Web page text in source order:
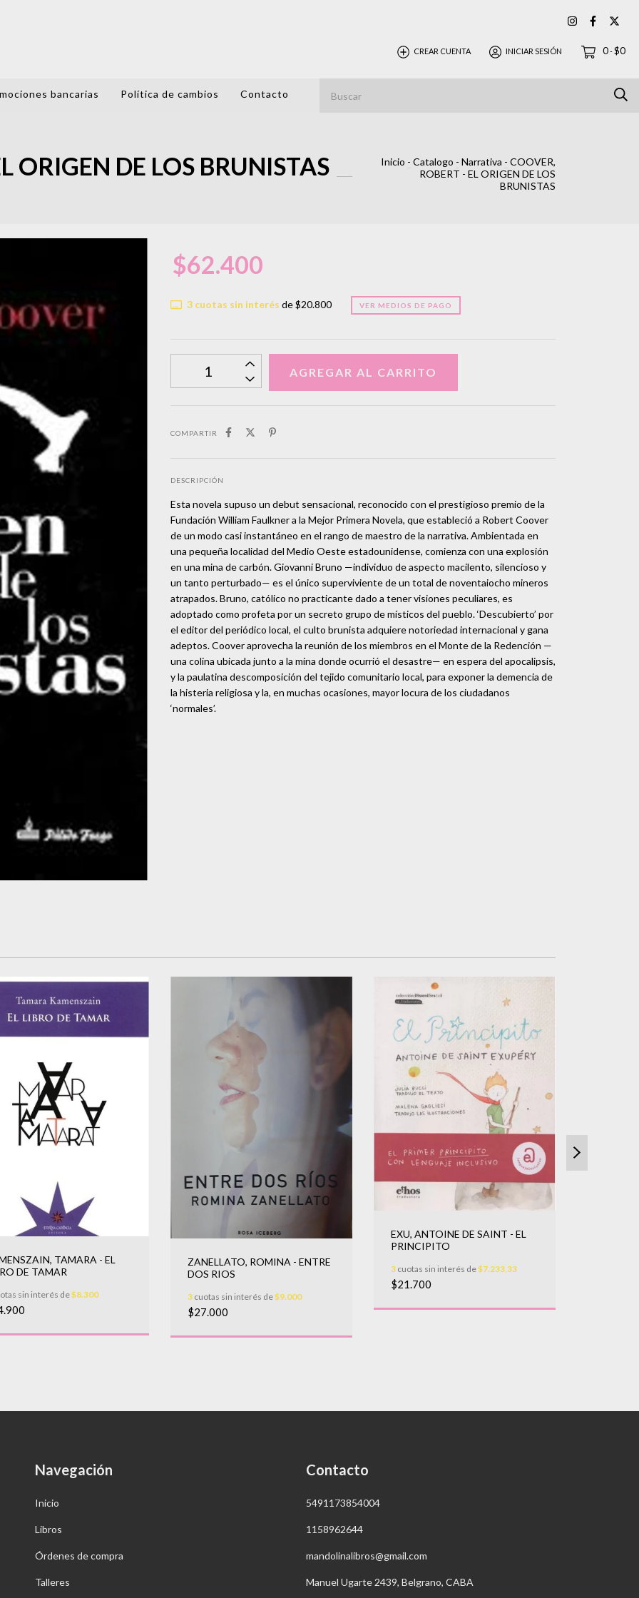
CREAR CUENTA INICIAR SESIÓN 0-$0
bancarias Política de cambios Contacto
ORIGEN DE LOS BRUNISTAS Inicio - Catalogo - Narrativa - COOVER,
ROBERT - EL ORIGEN DE LOS
BRUNISTAS
$62.400
3cuotas sin interés de$20.800 VER MEDIOS DE PAGO
COMPARTIR
DESCRIPCIÓN
Esta novela supuso un debut sensacional, reconocido con el prestigioso premio de la
Fundación William Faulkner a la Mejor Primera Novela, que estableció a Robert Coover
de un modo casi instantáneo en el rango de maestro de la narrativa. Ambientada en
una pequeña localidad del Medio Oeste estadounidense, comienza con una explosión
en una mina de carbón. Giovanni Bruno —individuo de aspecto macilento, silencioso y
un tanto perturbado— es el único superviviente de un total de noventaiocho mineros
atrapados. Bruno, católico no practicante dado a tener visiones peculiares, es
adoptado como profeta por un secreto grupo de místicos del pueblo. ‘Descubierto’ por
el editor del periódico local, el culto brunista adquiere notoriedad internacional y gana
adeptos. Coover aprovecha la reunión de los miembros en el Monte de la Redención —
una colina ubicada junto a la mina donde ocurrió el desastre— en espera del apocalipsis,
y la paulatina descomposición del tejido comunitario local, para exponer la demencia de
la histeria religiosa y la, en muchas ocasiones, mayor locura de los ciudadanos
‘normales’.
TAMARA - EL
DE TAMAR
sin interés de$8.300
ZANELLATO, ROMINA - ENTRE
DOS RIOS
3 cuotas sin interés de$9.000
$27.000
EXU, ANTOINE DE SAINT - EL
PRINCIPITO
3 cuotas sin interés de$7.233,33
$21.700
Navegación
Inicio
Libros
Órdenes de compra
Talleres
Contacto
5491173854004
1158962644
mandolinalibros@gmail.com
Manuel Ugarte 2439, Belgrano, CABA